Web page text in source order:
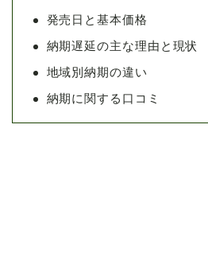
発売日と基本価格
納期遅延の主な理由と現状
地域別納期の違い
納期に関する口コミ